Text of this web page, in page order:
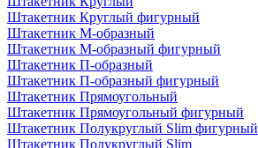
Штакетник Круглый фигурный
Штакетник М-образный
Штакетник М-образный фигурный
Штакетник П-образный
Штакетник П-образный фигурный
Штакетник Прямоугольный
Штакетник Прямоугольный фигурный
Штакетник Полукруглый Slim фигурный
Штакетник Полукруглый Slim